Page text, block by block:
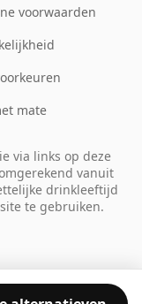
voorwaarden
mate
via links op deze
vanuit
drinkleeftijd
te gebruiken.